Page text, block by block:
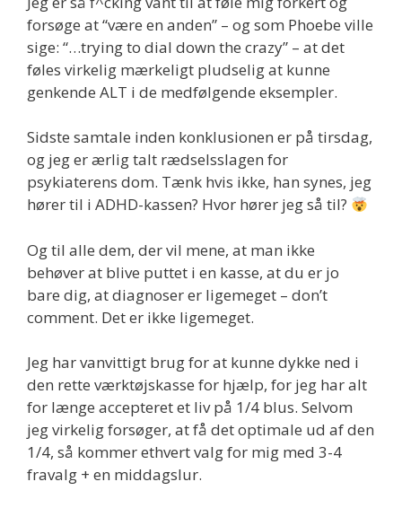
forsøge at “være en anden” – og som Phoebe ville
sige: “…trying to dial down the crazy” – at det
føles virkelig mærkeligt pludselig at kunne
genkende ALT i de medfølgende eksempler.
Sidste samtale inden konklusionen er på tirsdag,
og jeg er ærlig talt rædselsslagen for
psykiaterens dom. Tænk hvis ikke, han synes, jeg
hører til i ADHD-kassen? Hvor hører jeg så til?
Og til alle dem, der vil mene, at man ikke
behøver at blive puttet i en kasse, at du er jo
bare dig, at diagnoser er ligemeget – don’t
comment. Det er ikke ligemeget.
Jeg har vanvittigt brug for at kunne dykke ned i
den rette værktøjskasse for hjælp, for jeg har alt
for længe accepteret et liv på 1/4 blus. Selvom
jeg virkelig forsøger, at få det optimale ud af den
1/4, så kommer ethvert valg for mig med 3-4
fravalg + en middagslur.